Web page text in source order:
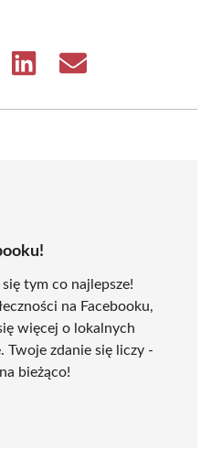
Share
Share
tym co najlepsze!
na Facebooku,
więcej o lokalnych
Twoje zdanie się liczy -
bieżąco!